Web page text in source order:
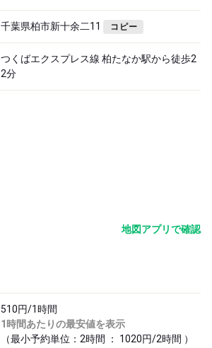
千葉県柏市新十余二11 コピー
つくばエクスプレス線 柏たなか駅から徒歩2
2分
地図アプリで確認
510円/1時間
1時間あたりの最安値を表示
（最小予約単位：2時間 ： 1020円/2時間 ）